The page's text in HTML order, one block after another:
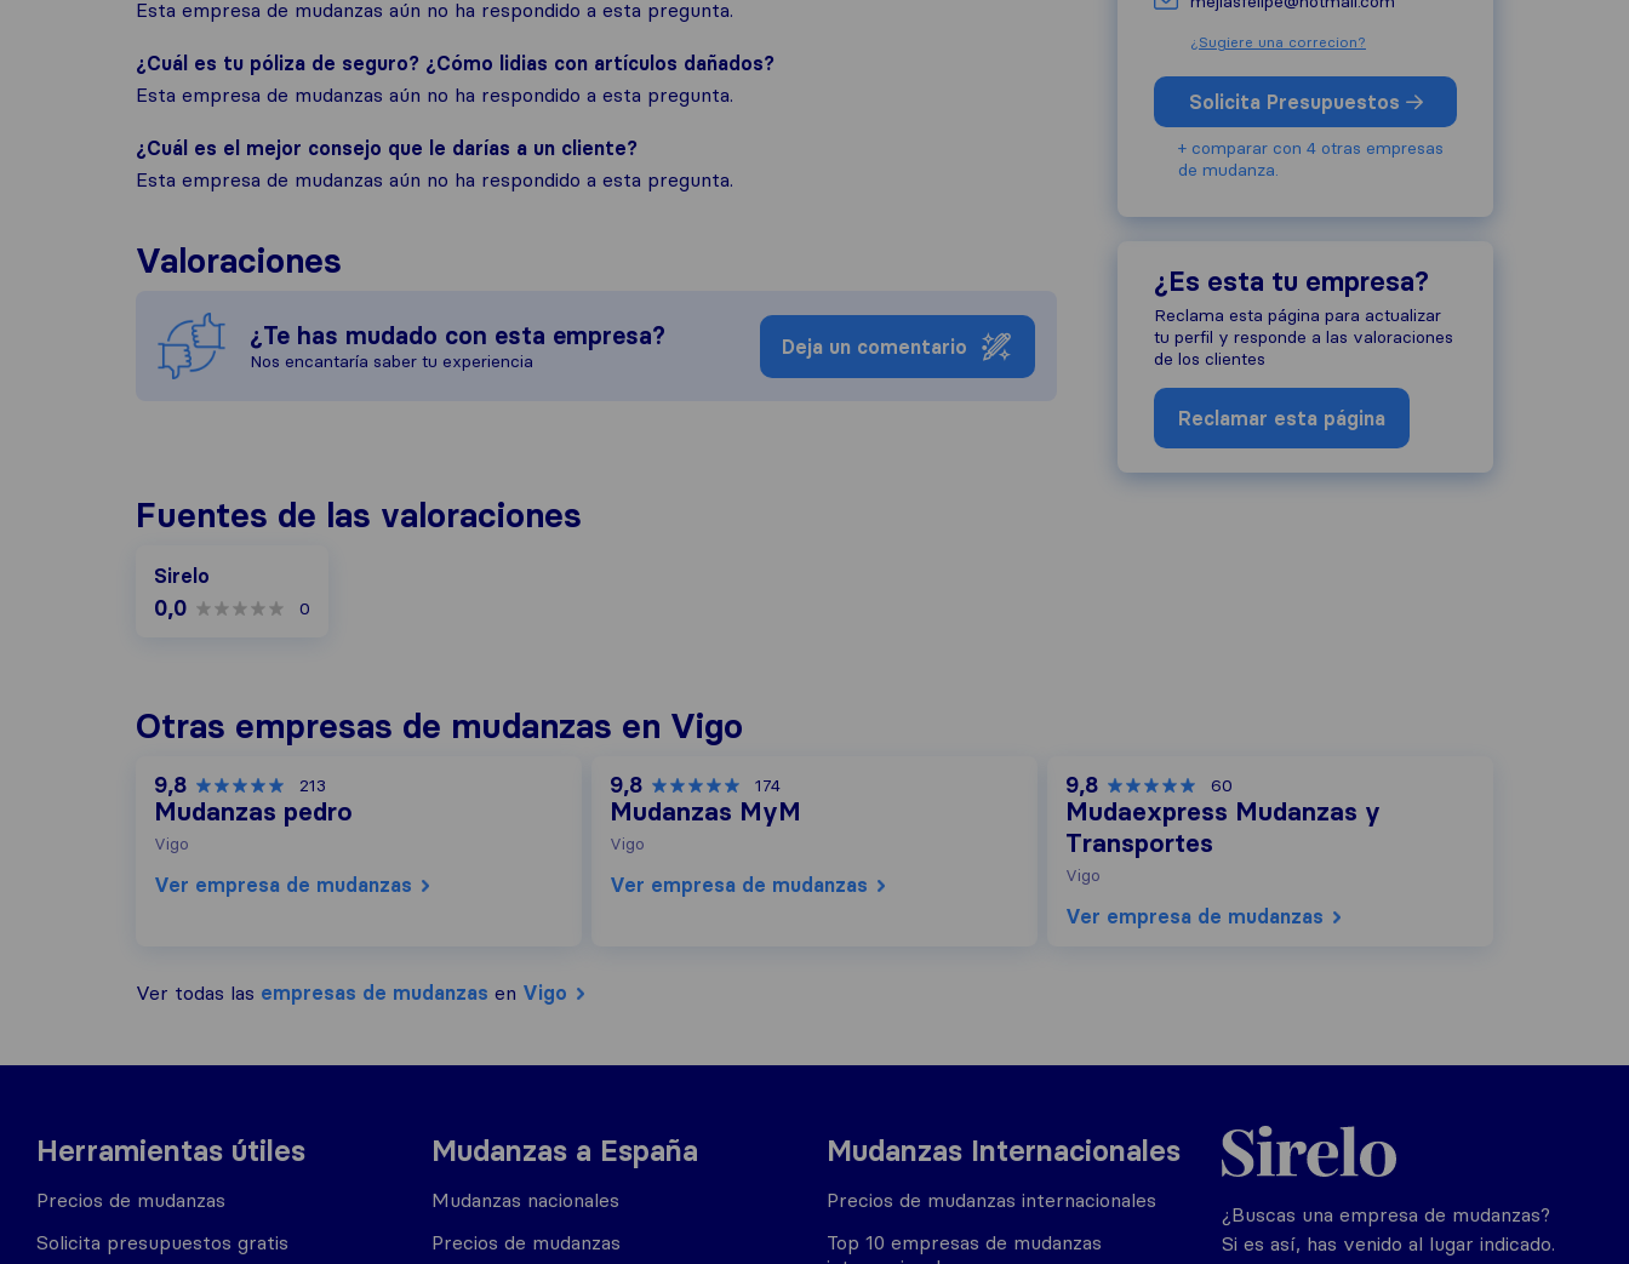
Esta empresa de mudanzas aún no ha respondido a esta pregunta.
¿Cuál es tu póliza de seguro? ¿Cómo lidias con artículos dañados?
Esta empresa de mudanzas aún no ha respondido a esta pregunta.
¿Cuál es el mejor consejo que le darías a un cliente?
Esta empresa de mudanzas aún no ha respondido a esta pregunta.
Valoraciones
¿Te has mudado con esta empresa?
Nos encantaría saber tu experiencia
Deja un comentario
¿Sugiere una correcion?
Solicita Presupuestos
+ comparar con 4 otras empresas
de mudanza.
¿Es esta tu empresa?
Reclama esta página para actualizar
tu perfil y responde a las valoraciones
de los clientes
Reclamar esta página
Fuentes de las valoraciones
Sirelo
0,0 0
Otras empresas de mudanzas en Vigo
9,8 213
Mudanzas pedro
Vigo
Ver empresa de mudanzas
9,8 174
Mudanzas MyM
Vigo
Ver empresa de mudanzas
9,8 60
Mudaexpress Mudanzas y
Transportes
Vigo
Ver empresa de mudanzas
Ver todas las empresas de mudanzas en Vigo
Herramientas útiles
Precios de mudanzas
Solicita presupuestos gratis
Mudanzas a España
Mudanzas nacionales
Precios de mudanzas
Mudanzas Internacionales
Precios de mudanzas internacionales
Top 10 empresas de mudanzas
Sirelo.es
¿Buscas una empresa de mudanzas?
Si es así, has venido al lugar indicado.